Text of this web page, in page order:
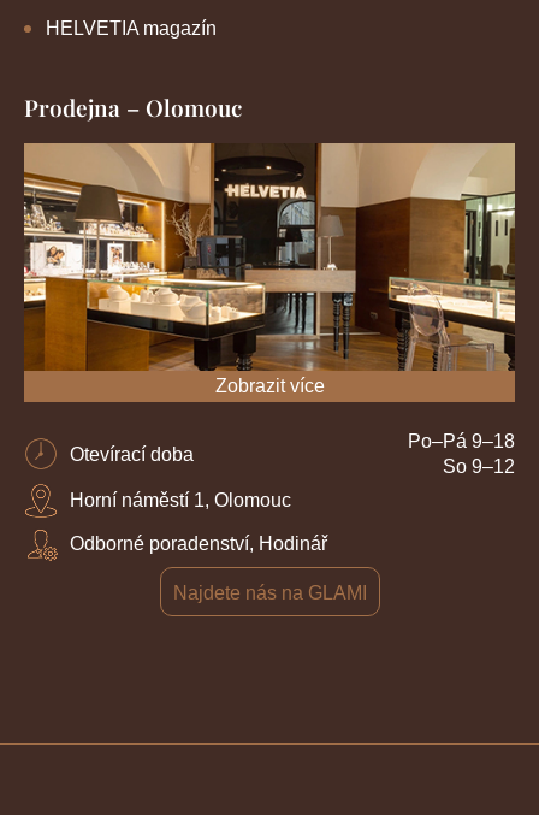
HELVETIA magazín
Prodejna – Olomouc
Zobrazit více
Otevírací doba
Po–Pá 9–18
So 9–12
Horní náměstí 1, Olomouc
Odborné poradenství, Hodinář
Najdete nás na GLAMI